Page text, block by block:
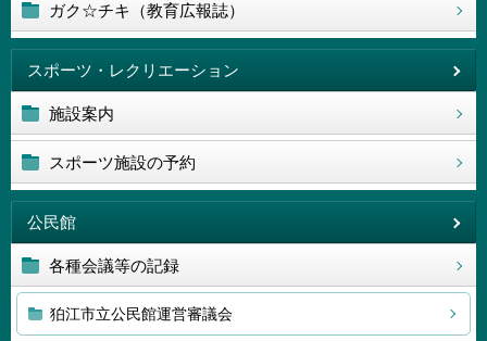
ガク☆チキ（教育広報誌）
スポーツ・レクリエーション
施設案内
スポーツ施設の予約
公民館
各種会議等の記録
狛江市立公民館運営審議会